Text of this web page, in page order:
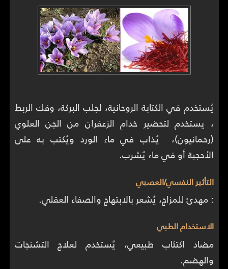
يُستخدم في الكتابة الروحانية، لجلب البركة، وفك الربط
، يستخدم لتحضير خدام الزعفران من الجن العلوي
(رحمانيون)، يُذاب في ماء الورد ويُكتب به على
الأحجبة أو في ماء يُشرب.
التأثير النفسي/العصبي
: مهدئ للمزاج، يُشعر بالابتهاج والصفاء العقلي.
الاستخدام الطبي
مضاد اكتئاب طبيعي، يُستخدم لعلاج التشنجات
والهضم.